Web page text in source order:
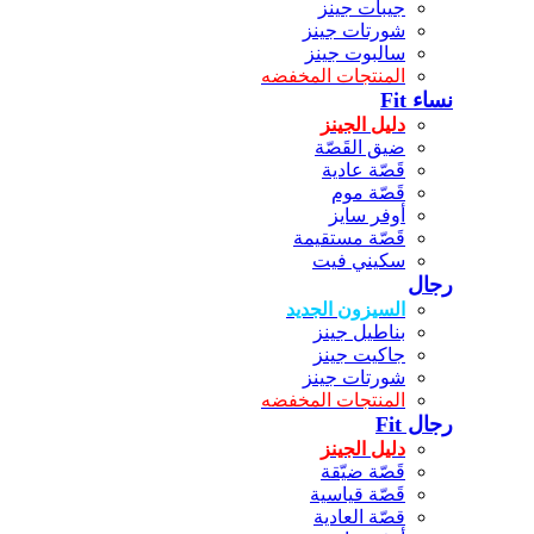
جيبات جينز
شورتات جينز
سالبوت جينز
المنتجات المخفضه
نساء Fit
دليل الجينز
ضيق القَصّة
قَصّة عادية
قَصّة موم
أوفر سايز
قَصّة مستقيمة
سكيني فيت
رجال
السيزون الجديد
بناطيل جينز
جاكيت جينز
شورتات جينز
المنتجات المخفضه
رجال Fit
دليل الجينز
قَصّة ضيّقة
قَصّة قياسية
قصّة العادية